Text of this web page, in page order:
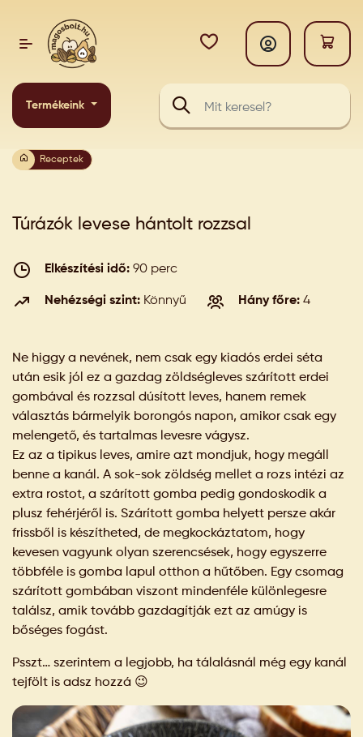
Termékeink
Receptek
Túrázók levese hántolt rozzsal
Elkészítési idő: 90 perc
Nehézségi szint: Könnyű Hány főre: 4
Ne higgy a nevének, nem csak egy kiadós erdei séta
után esik jól ez a gazdag zöldségleves szárított erdei
gombával és rozzsal dúsított leves, hanem remek
választás bármelyik borongós napon, amikor csak egy
melengető, és tartalmas levesre vágysz.
Ez az a tipikus leves, amire azt mondjuk, hogy megáll
benne a kanál. A sok-sok zöldség mellet a rozs intézi az
extra rostot, a szárított gomba pedig gondoskodik a
plusz fehérjéről is. Szárított gomba helyett persze akár
frissből is készítheted, de megkockáztatom, hogy
kevesen vagyunk olyan szerencsések, hogy egyszerre
többféle is gomba lapul otthon a hűtőben. Egy csomag
szárított gombában viszont mindenféle különlegesre
találsz, amik tovább gazdagítják ezt az amúgy is
bőséges fogást.
Psszt… szerintem a legjobb, ha tálalásnál még egy kanál
tejfölt is adsz hozzá 😉